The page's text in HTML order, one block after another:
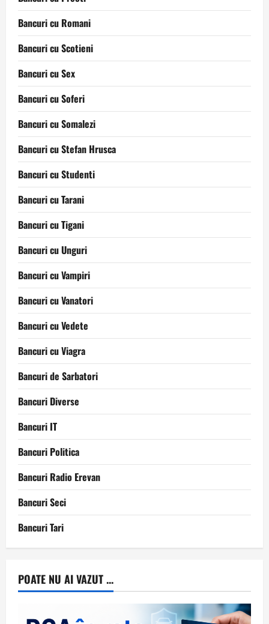
Bancuri cu Romani
Bancuri cu Scotieni
Bancuri cu Sex
Bancuri cu Soferi
Bancuri cu Somalezi
Bancuri cu Stefan Hrusca
Bancuri cu Studenti
Bancuri cu Tarani
Bancuri cu Tigani
Bancuri cu Unguri
Bancuri cu Vampiri
Bancuri cu Vanatori
Bancuri cu Vedete
Bancuri cu Viagra
Bancuri de Sarbatori
Bancuri Diverse
Bancuri IT
Bancuri Politica
Bancuri Radio Erevan
Bancuri Seci
Bancuri Tari
POATE NU AI VAZUT ...